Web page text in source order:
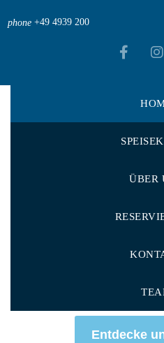
phone +49 4939 200
ÜBER
- EST.
unserem
Entdecke